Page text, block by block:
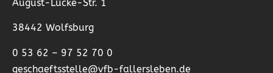
August-Lücke-Str. 1
38442 Wolfsburg
0 53 62 – 97 52 70 0
geschaeftsstelle@vfb-fallersleben.de